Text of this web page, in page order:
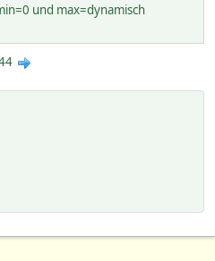
und max=dynamisch